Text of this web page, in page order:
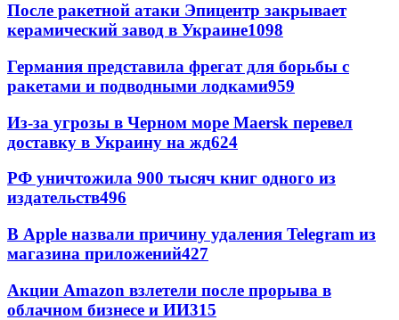
После ракетной атаки Эпицентр закрывает
керамический завод в Украине1098
Германия представила фрегат для борьбы с
ракетами и подводными лодками959
Из-за угрозы в Черном море Maersk перевел
доставку в Украину на жд624
РФ уничтожила 900 тысяч книг одного из
издательств496
В Apple назвали причину удаления Telegram из
магазина приложений427
Акции Amazon взлетели после прорыва в
облачном бизнесе и ИИ315